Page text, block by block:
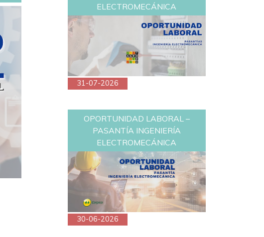
ELECTROMECÁNICA
31-07-2026
OPORTUNIDAD LABORAL –
PASANTÍA INGENIERÍA
ELECTROMECÁNICA
30-06-2026